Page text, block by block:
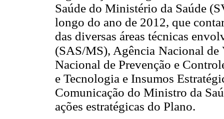
Saúde do Ministério da Saúde
longo do ano de 2012, que
das diversas áreas técnicas
(SAS/MS), Agência Nacional
Nacional de Prevenção e
e Tecnologia e Insumos
Comunicação do Ministro da
ações estratégicas do Plano.